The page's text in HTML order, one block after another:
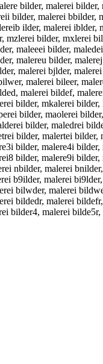
bilder, malerei
bilder, malerei
ilder, malerei
bilder, mxlerei
maleeei bilder,
malereu bilder,
malerei bjlder,
malerei bileer,
malerei bildef,
bilder, mkalerei
bilder, maolerei
bilder, maledrei
bilder, malertei
bilder, malere4i
bilder, malere9i
nbilder, malerei
b9ilder, malerei
bilwder, malerei
bildedr, malerei
bilder4, malerei